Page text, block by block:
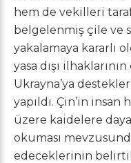
hem de vekilleri
belgelenmiş çile ve
yakalamaya kararlı
yasa dışı
Ukrayna’ya
yapıldı. Çin’in insan
üzere kaidelere
okuması
edeceklerinin